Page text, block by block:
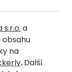
s.r.o. a
na
.Další